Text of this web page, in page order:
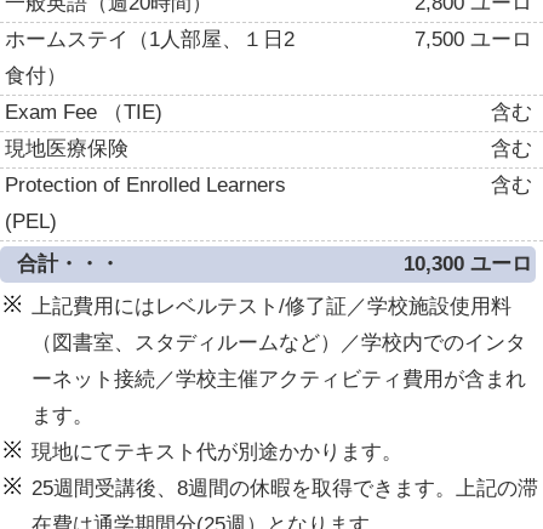
ホームステイ（1人部屋、１日2
食付）
7,500 ユーロ
Exam Fee （TIE)
含む
現地医療保険
含む
Protection of Enrolled Learners
(PEL)
含む
合計・・・
10,300 ユーロ
上記費用にはレベルテスト/修了証／学校施設使用料
（図書室、スタディルームなど）／学校内でのインタ
ーネット接続／学校主催アクティビティ費用が含まれ
ます。
現地にてテキスト代が別途かかります。
25週間受講後、8週間の休暇を取得できます。上記の滞
在費は通学期間分(25週）となります。